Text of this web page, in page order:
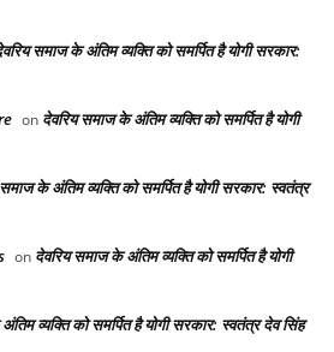
समाज के अंतिम व्यक्ति को समर्पित है योगी सरकार:
on देवरिय समाज के अंतिम व्यक्ति को समर्पित है योगी
के अंतिम व्यक्ति को समर्पित है योगी सरकार: स्वतंत्र
on देवरिय समाज के अंतिम व्यक्ति को समर्पित है योगी
व्यक्ति को समर्पित है योगी सरकार: स्वतंत्र देव सिंह